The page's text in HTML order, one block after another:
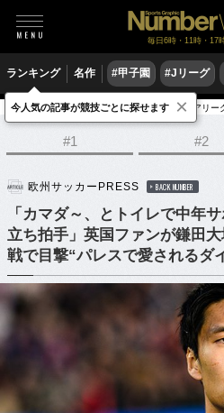
毎日6時・11時・17
ランキング 名作 #甲子園 #Jリーグ
サッカー サッカー日本代表 プレミアリー
#1 #2
欧州サッカーPRESS BACK NUMBER
「カマダ～、とトイレで中年
立ち拍手」英国ファンが鎌田
戦で目撃“パレスで愛されるダ
今人気の記事が競技ごとに探せます ×